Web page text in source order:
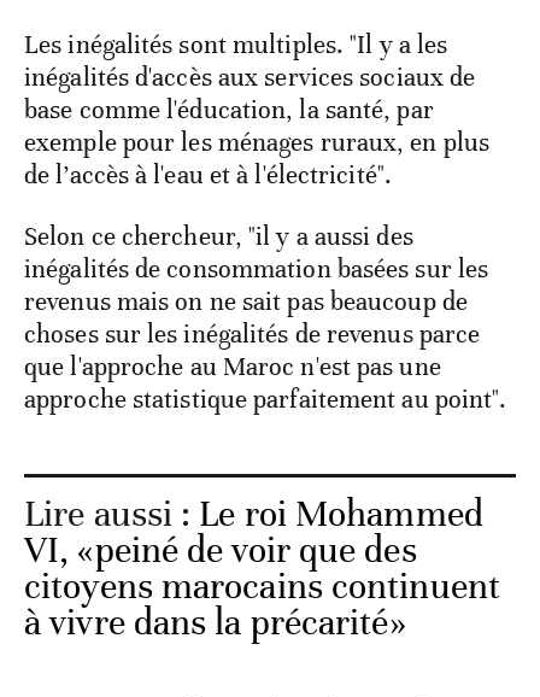
Les inégalités sont multiples. "Il y a les
inégalités d'accès aux services sociaux de
base comme l'éducation, la santé, par
exemple pour les ménages ruraux, en plus
de l’accès à l'eau et à l'électricité".
Selon ce chercheur, "il y a aussi des
inégalités de consommation basées sur les
revenus mais on ne sait pas beaucoup de
choses sur les inégalités de revenus parce
que l'approche au Maroc n'est pas une
approche statistique parfaitement au point".
Lire aussi : Le roi Mohammed
VI, «peiné de voir que des
citoyens marocains continuent
à vivre dans la précarité»